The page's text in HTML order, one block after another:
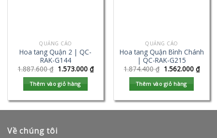
QUẢNG CÁO
Hoa tang Quận 2 | QC-
RAK-G144
1.887.600₫ 1.573.000 ₫
Thêm vào giỏ hàng
QUẢNG CÁO
Hoa tang Quận Bình Chánh
| QC-RAK-G215
1.874.400₫ 1.562.000 ₫
Thêm vào giỏ hàng
Về chúng tôi